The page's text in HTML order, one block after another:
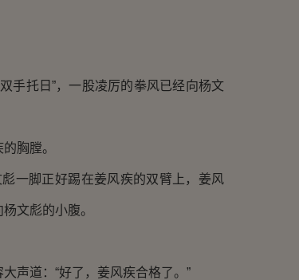
托日”，一股凌厉的拳风已经向杨文
胸膛。
一脚正好踢在姜风疾的双臂上，姜风
文彪的小腹。
声道：“好了，姜风疾合格了。”